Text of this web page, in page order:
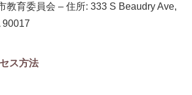
教育委員会 – 住所: 333 S Beaudry Ave,
90017
ス方法